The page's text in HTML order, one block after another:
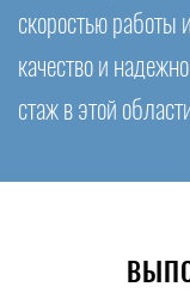
скоростью работы
качество и
стаж в этой